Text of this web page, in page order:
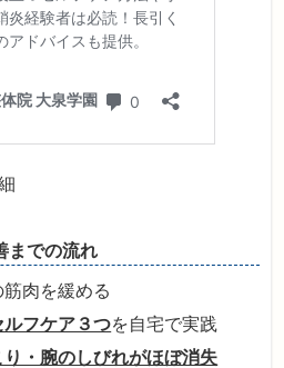
までの流れ
肉を緩める
ルフケア３つを自宅で実践
り・腕のしびれがほぼ消失